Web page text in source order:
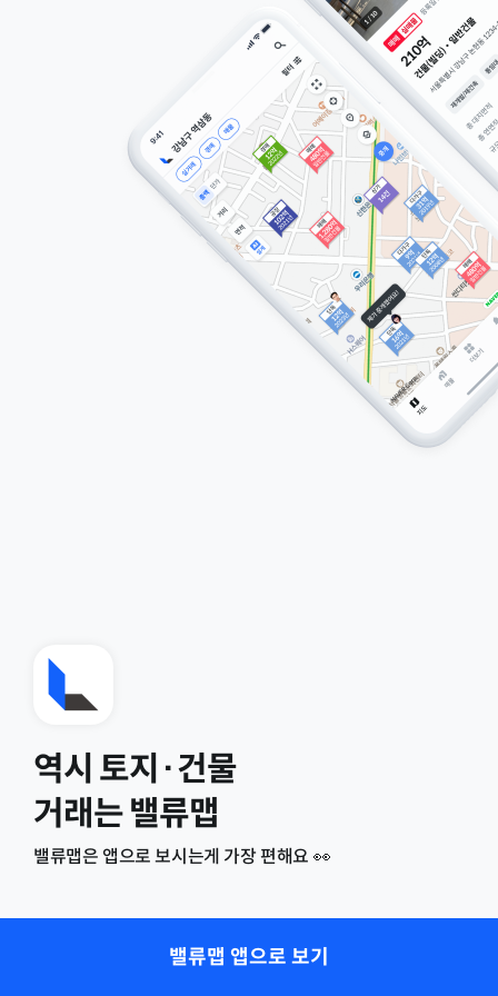
역시 토지·건물
거래는 밸류맵
밸류맵은 앱으로 보시는게 가장 편해요 👀
밸류맵 앱으로 보기